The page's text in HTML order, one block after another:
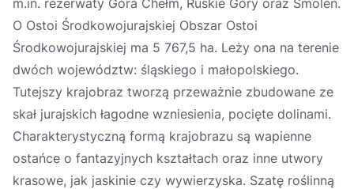
m.in. rezerwaty Góra Chełm, Ruskie Góry oraz Smoleń.
O Ostoi Środkowojurajskiej Obszar Ostoi
Środkowojurajskiej ma 5 767,5 ha. Leży ona na terenie
dwóch województw: śląskiego i małopolskiego.
Tutejszy krajobraz tworzą przeważnie zbudowane ze
skał jurajskich łagodne wzniesienia, pocięte dolinami.
Charakterystyczną formą krajobrazu są wapienne
ostańce o fantazyjnych kształtach oraz inne utwory
krasowe, jak jaskinie czy wywierzyska. Szatę roślinną